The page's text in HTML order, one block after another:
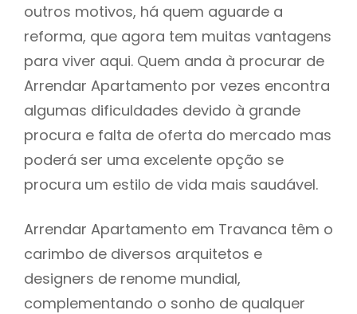
outros motivos, há quem aguarde a
reforma, que agora tem muitas vantagens
para viver aqui. Quem anda à procurar de
Arrendar Apartamento por vezes encontra
algumas dificuldades devido à grande
procura e falta de oferta do mercado mas
poderá ser uma excelente opção se
procura um estilo de vida mais saudável.
Arrendar Apartamento em Travanca têm o
carimbo de diversos arquitetos e
designers de renome mundial,
complementando o sonho de qualquer